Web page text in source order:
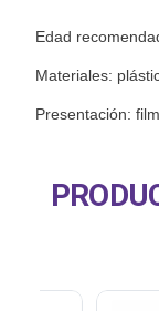
Edad
Materiales:
Presentación: